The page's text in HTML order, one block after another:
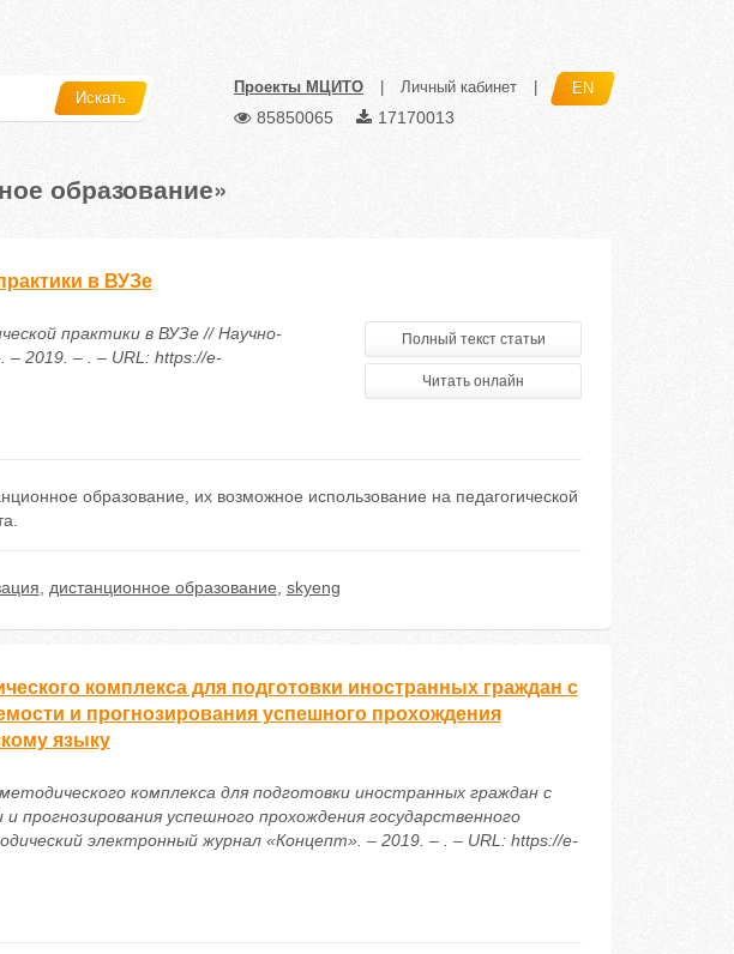
Искать
Проекты МЦИТО Личный кабинет EN
85850065 17170013
образование»
в ВУЗе
практики в ВУЗе // Научно-
2019. – . – URL: https://e-
Полный текст статьи
Читать онлайн
образование, их возможное использование на педагогической
дистанционное образование skyeng
комплекса для подготовки иностранных граждан с
и прогнозирования успешного прохождения
языку
комплекса для подготовки иностранных граждан с
прогнозирования успешного прохождения государственного
электронный журнал «Концепт». – 2019. – . – URL: https://e-